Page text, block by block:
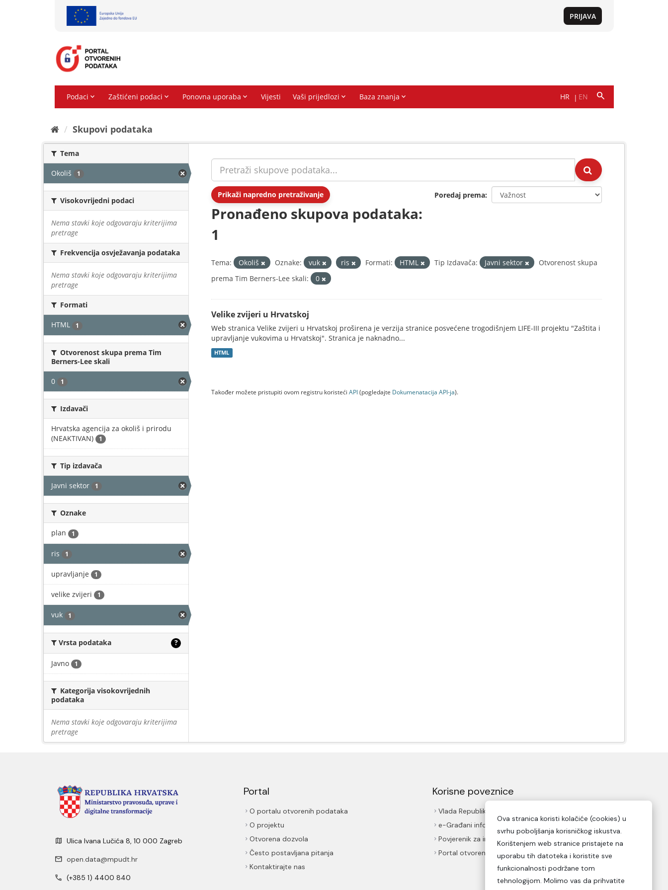
Skupovi podаtаkа
Tema
Okoliš 1
Visokovrijedni podaci
Nema stavki koje odgovaraju kriterijima
pretrage
Frekvencija osvježavanja podataka
Nema stavki koje odgovaraju kriterijima
pretrage
Formati
HTML 1
Otvorenost skupa prema Tim
Berners-Lee skali
0 1
Izdavači
Hrvatska agencija za okoliš i prirodu
(NEAKTIVAN)
1
Tip izdavača
Javni sektor 1
Oznake
plan 1
ris 1
upravljanje 1
velike zvijeri 1
vuk 1
Vrsta podataka ?
Javno 1
Kategorija visokovrijednih
podataka
Nema stavki koje odgovaraju kriterijima
pretrage
Prikaži napredno pretraživanje Poredaj prema
Pronađeno skupova podataka:
1
Tema: Okoliš Oznake: vuk ris Formati: HTML Tip Izdavača: Javni sektor
Otvorenost skupa
prema Tim Berners-Lee skali:
0
Velike zvijeri u Hrvatskoj
Web stranica Velike zvijeri u Hrvatskoj proširena je verzija stranice posvećene trogodišnjem LIFE-III projektu "Zaštita i
upravljanje vukovima u Hrvatskoj". Stranica je naknadno...
HTML
Također možete pristupiti ovom registru koristeći API(pogledajte Dokumenаtаcijа API-jа).